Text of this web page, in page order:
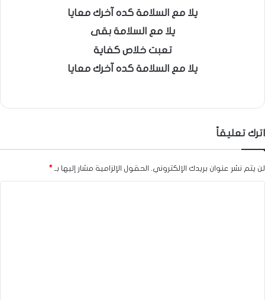
يلا مع السلامة كده آخرك معايا
يلا مع السلامة بقى
تعبت خلاص كفاية
يلا مع السلامة كده آخرك معايا
اترك تعليقاً
لن يتم نشر عنوان بريدك الإلكتروني. الحقول الإلزامية مشار إليها بـ *